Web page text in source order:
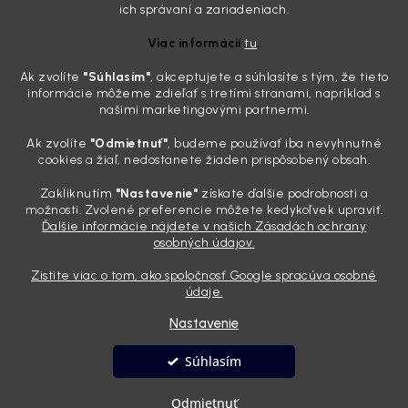
ich správaní a zariadeniach.
Viac informáciítu.
Ak zvolíte "Súhlasím", akceptujete a súhlasíte s tým, že tieto
informácie môžeme zdieľať s tretími stranami, napríklad s
našimi marketingovými partnermi.
Ak zvolíte "Odmietnuť", budeme používať iba nevyhnutné
cookies a žiaľ, nedostanete žiaden prispôsobený obsah.
Zakliknutím "Nastavenie" získate ďalšie podrobnosti a
možnosti. Zvolené preferencie môžete kedykoľvek upraviť.
Ďalšie informácie nájdete v našich Zásadách ochrany
osobných údajov.
Zistite viac o tom, ako spoločnosť Google spracúva osobné
údaje.
Nastavenie
Odmietnuť
Súhlasím
Zabudnite na handru. Ak chcete mať auto naozaj čisté,
Poznáte ten moment. Vonku svieti slnko, vy sedíte v čerstvo
„upratanom“ aute, no pri pohľade na palubnú dosku vás ide poraziť. V
mriežkach ventilácie, okolo tlačidiel a v švíkoch sedačiek na vás stále
drzo pozerá prach. Handra ani vysávač tam jednodu...
Detailing nemusí stáť výplatu: 5 kúskov autokozmetiky,
31.7.2026
Sobotné ráno, káva v ruke a pred vami zaprášená kapota. Pre
niekoho nuda, pre nás najlepší relax. Lenže keď si v košíku spočítate
pokaziť náladu. Dobrá správa je, že aj profi výbava ...
Vytvoril Shoptet